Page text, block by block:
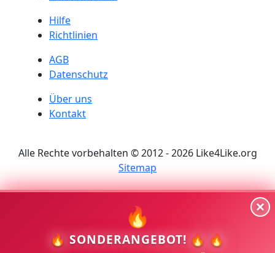
🔥
🔥 SONDERANGEBOT! 🔥 🔥
Hilfe
Richtlinien
AGB
Datenschutz
Über uns
Kontakt
Alle Rechte vorbehalten © 2012 - 2026 Like4Like.org
Sitemap